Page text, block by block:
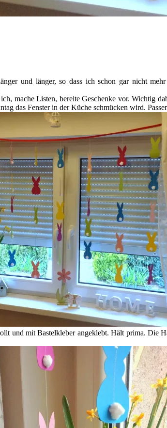
und länger, so dass ich schon gar nicht
mache Listen, bereite Geschenke vor. Wichtig
das Fenster in der Küche schmücken wird.
und mit Bastelkleber angeklebt. Hält prima. Die